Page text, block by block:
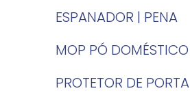
ESPANADOR | PENA
MOP PÓ DOMÉSTICO
PROTETOR DE PORTA